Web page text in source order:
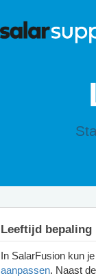
Leeftijd bepaling
In SalarFusion kun
aanpassen. Naast